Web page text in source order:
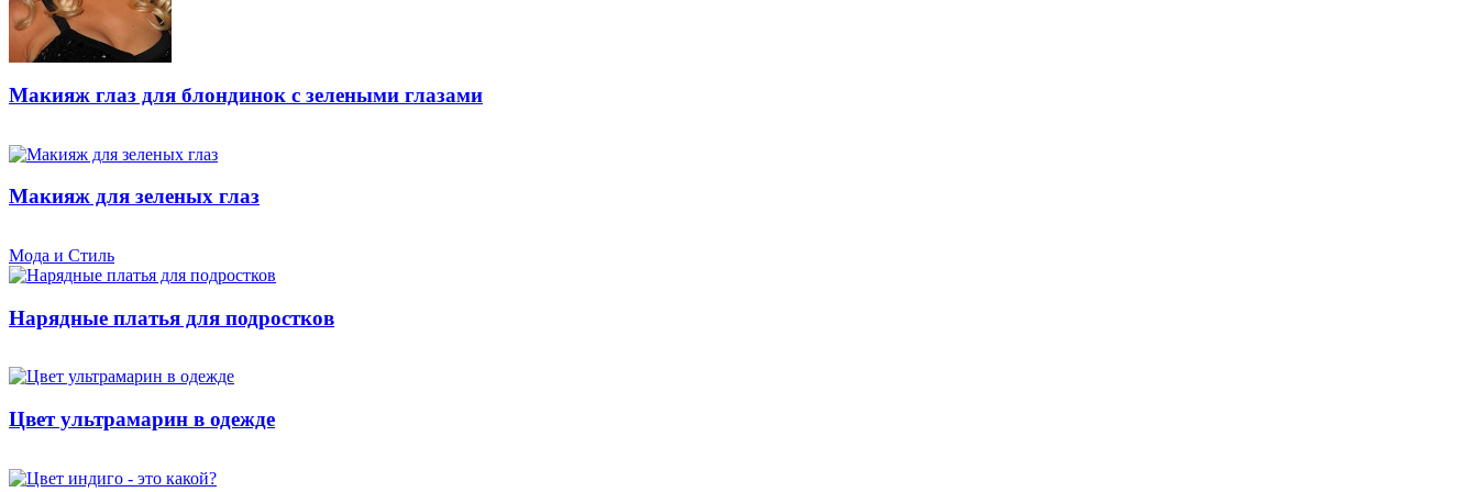
Макияж глаз для блондинок с зелеными глазами
Макияж для зеленых глаз
Мода и Стиль
Нарядные платья для подростков
Цвет ультрамарин в одежде